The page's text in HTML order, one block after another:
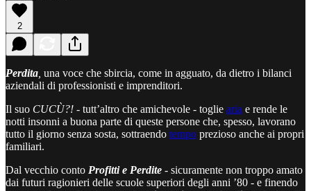
2
Perdita una voce che sbircia, come in agguato, da dietro i bilanci
aziendali di professionisti e imprenditori.
Il suo CUCÙ?! - tutt’altro che amichevole - toglie aria e rende le
notti insonni a buona parte di queste persone che, spesso, lavorano
tutto il giorno senza sosta, sottraendo tempo prezioso anche ai propri
familiari.
Dal vecchio conto Profitti e Perdite - sicuramente non troppo amato
dai futuri ragionieri delle scuole superiori degli anni ’80 - e finendo